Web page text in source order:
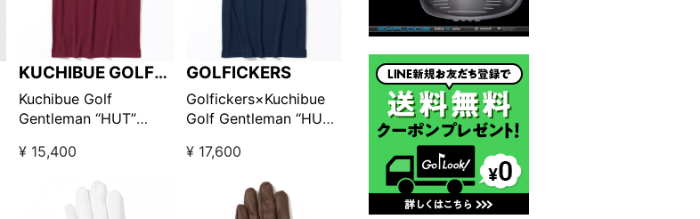
KUCHIBUE GOLF
GENTLEMAN
Kuchibue Golf
Gentleman “HUT”
ックネック バーガンデ
¥ 15,400
GOLFICKERS
Golfickers×Kuchibue
Golf Gentleman “HUT”
ックネック ネイビー
¥ 17,600